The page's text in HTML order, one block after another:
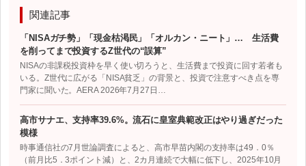
関連記事
「NISAガチ勢」「現金枯渇民」「オルカン・ニート」… 生活費
を削ってまで投資するZ世代の“誤算”
NISAの非課税投資枠を早く使い切ろうと、生活費まで投資に回す若者も
いる。Z世代に広がる「NISA貧乏」の背景と、投資で注意すべき点を専
門家に聞いた。AERA 2026年7月27日…
高市サナエ、支持率39.6%。流石に皇室典範改正はやり過ぎだった
模様
時事通信社の7月世論調査によると、高市早苗内閣の支持率は49．0％
（前月比5．3ポイント減）と、2カ月連続で大幅に低下し、2025年10月